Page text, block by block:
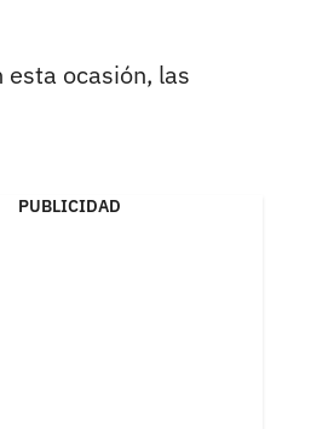
ocasión, las
PUBLICIDAD